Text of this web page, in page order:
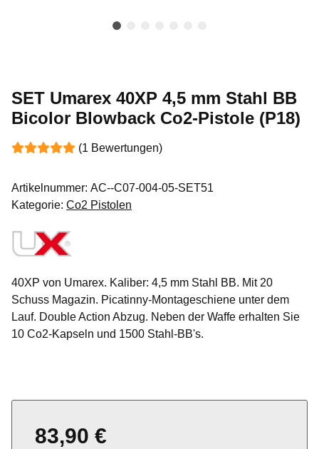
SET Umarex 40XP 4,5 mm Stahl BB
Bicolor Blowback Co2-Pistole (P18)
(1 Bewertungen)
Artikelnummer: AC--C07-004-05-SET51
Kategorie: Co2 Pistolen
40XP von Umarex. Kaliber: 4,5 mm Stahl BB. Mit 20
Schuss Magazin. Picatinny-Montageschiene unter dem
Lauf. Double Action Abzug. Neben der Waffe erhalten Sie
10 Co2-Kapseln und 1500 Stahl-BB's.
83,90 €